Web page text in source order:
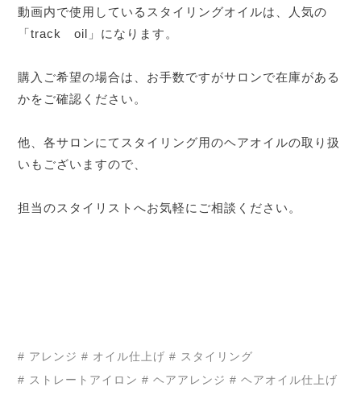
動画内で使用しているスタイリングオイルは、人気の
「track oil」になります。
購入ご希望の場合は、お手数ですがサロンで在庫がある
かをご確認ください。
他、各サロンにてスタイリング用のヘアオイルの取り扱
いもございますので、
担当のスタイリストへお気軽にご相談ください。
# アレンジ # オイル仕上げ # スタイリング
# ストレートアイロン # ヘアアレンジ # ヘアオイル仕上げ